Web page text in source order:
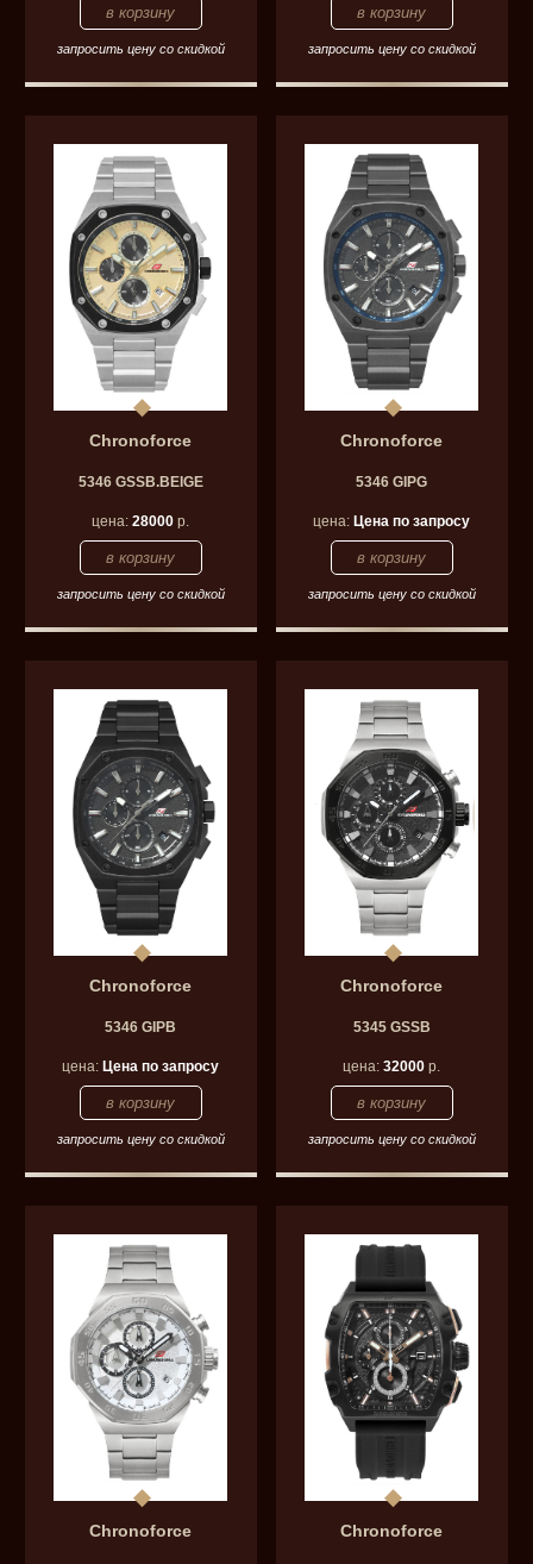
запросить цену со скидкой запросить цену со скидкой
Chronoforce
5346 GSSB.BEIGE
цена:28000 р.
запросить цену со скидкой
Chronoforce
5346 GIPG
цена:Цена по запросу
запросить цену со скидкой
Chronoforce
5346 GIPB
цена:Цена по запросу
запросить цену со скидкой
Chronoforce
5345 GSSB
цена:32000 р.
запросить цену со скидкой
Chronoforce Chronoforce